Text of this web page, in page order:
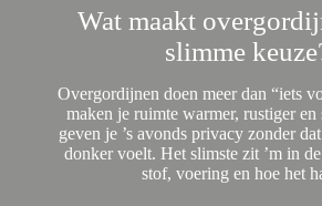
Wat maakt
slimme
Overgordijnen doen meer dan “iets
maken je ruimte warmer, rustiger
geven je ’s avonds privacy zonder
donker voelt. Het slimste zit ’m in
stof, voering en hoe het